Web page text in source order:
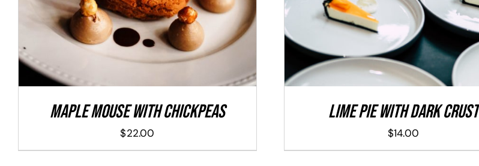
Maple Mouse With Chickpeas
$22.00
Lime Pie With Dark Crust
$14.00